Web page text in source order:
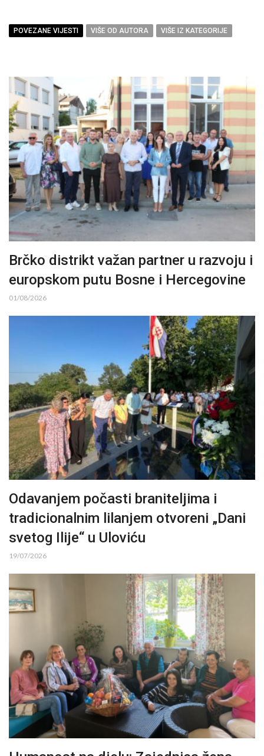
POVEZANE VIJESTI VIŠE OD AUTORA VIŠE IZ KATEGORIJE
Brčko distrikt važan partner u razvoju i
europskom putu Bosne i Hercegovine
01/08/2026
Odavanjem počasti braniteljima i
tradicionalnim lilanjem otvoreni „Dani
svetog Ilije“ u Uloviću
19/07/2026